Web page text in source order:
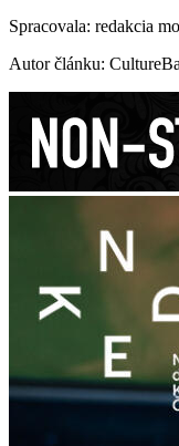
Spracovala: redakcia
Autor článku: